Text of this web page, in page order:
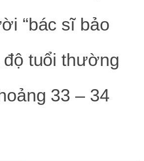
“bác sĩ bảo
độ tuổi thường
33 – 34